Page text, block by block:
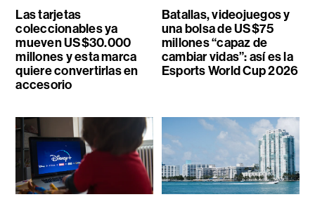
Las tarjetas
coleccionables ya
mueven US$30.000
millones y esta marca
quiere convertirlas en
accesorio
Batallas, videojuegos y
una bolsa de US$75
millones “capaz de
cambiar vidas”: así es la
Esports World Cup 2026